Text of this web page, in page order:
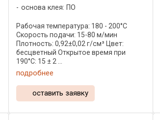
основа клея: ПО
Рабочая температура: 180 - 200°C
Скорость подачи: 15-80 м/мин
Плотность: 0,92±0,02 г/см³ Цвет:
бесцветный Открытое время при
190°C: 15 ± 2 ...
подробнее
оставить заявку